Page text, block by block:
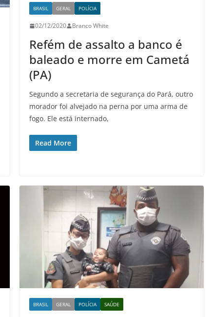
BRASIL GERAL POLÍCIA
02/12/2020 Branco White
Refém de assalto a banco é
baleado e morre em Cametá
(PA)
Segundo a secretaria de segurança do Pará, outro
morador foi alvejado na perna por uma arma de
fogo. Ele está internado,
Read More
BRASIL GERAL POLÍCIA SAÚDE